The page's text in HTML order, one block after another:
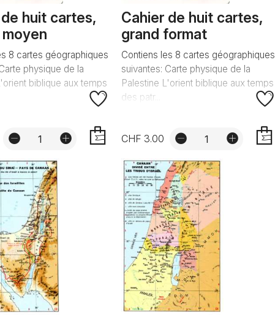
huit cartes,
8 cartes géographiques
physique de la
biblique aux temps
Cahier de huit cartes,
grand format
Contiens les 8 cartes géographiques
suivantes: Carte physique de la
Palestine L'orient biblique aux temps
des patr...
CHF 3.00